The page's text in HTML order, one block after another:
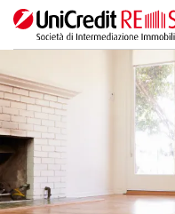
La ricerca verrà inviata